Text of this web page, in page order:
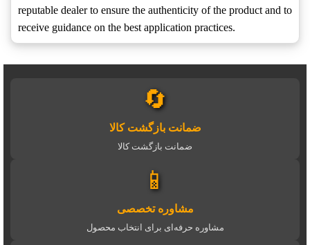
reputable dealer to ensure the authenticity of the product and to
receive guidance on the best application practices.
🔄
ضمانت بازگشت کالا
ضمانت بازگشت کالا
📱
مشاوره تخصصی
مشاوره حرفه‌ای برای انتخاب محصول